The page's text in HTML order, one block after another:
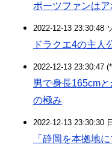
ポーツファンは
2022-12-13 23:30:48
ドラクエ4の主人
2022-12-13 23:30:47
男で身長165cm
の極み
2022-12-13 23:30:30
「静岡を本拠地